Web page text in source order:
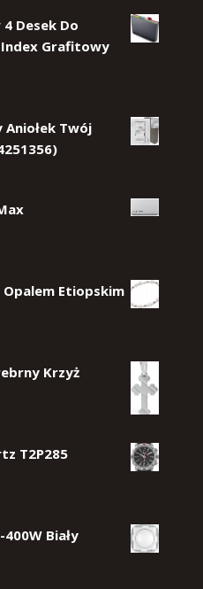
Desek Do
Grafitowy
Twój
Etiopskim
Krzyż
T2P285
Biały